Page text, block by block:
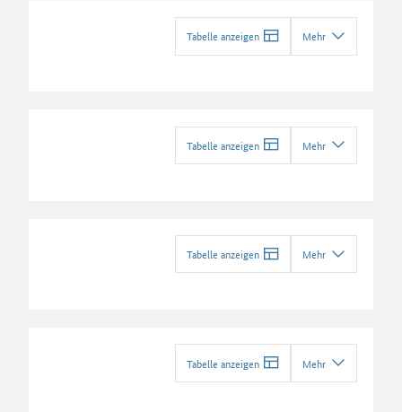
Tabelle anzeigen Mehr
Tabelle anzeigen Mehr
Tabelle anzeigen Mehr
Tabelle anzeigen Mehr